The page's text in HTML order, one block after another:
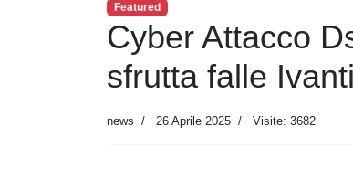
Featured
Cyber Attacco
sfrutta falle
news 26 Aprile 2025 Visite: 3682